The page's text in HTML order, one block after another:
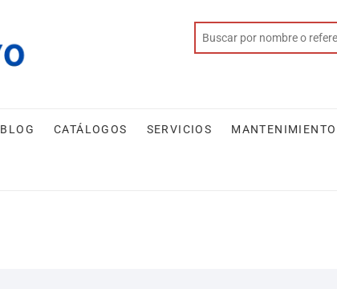
BLOG CATÁLOGOS SERVICIOS